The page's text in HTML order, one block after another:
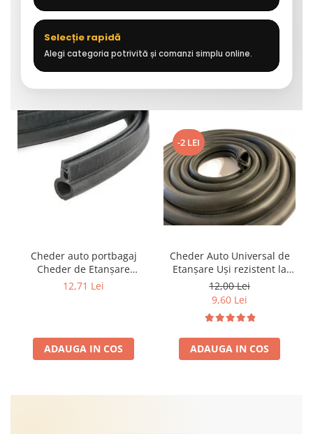
Selecție rapidă
Alegi categoria potrivită și comanzi simplu online.
Cheder auto portbagaj
Cheder de Etanșare
Profesional din Cauciuc -
Liniar
12,71 Lei
ADAUGA IN COS
-2 LEI
Cheder Auto Universal de
Etanșare Uși rezistent la
intemperii, raze UV,
îmbătrânire și temperaturi
extreme
12,00 Lei
9,60 Lei
ADAUGA IN COS